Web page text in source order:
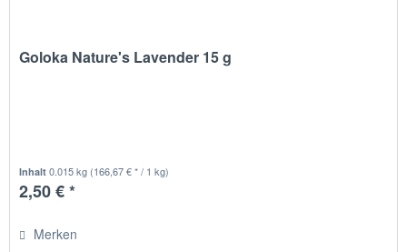
Goloka Nature's Lavender 15 g
Inhalt0.015 kg (166,67 € * / 1 kg)
2,50 € *
Merken